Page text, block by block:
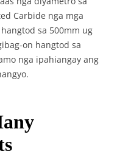
Carbide nga mga
sa 500mm ug
on hangtod sa
nga ipahiangay ang